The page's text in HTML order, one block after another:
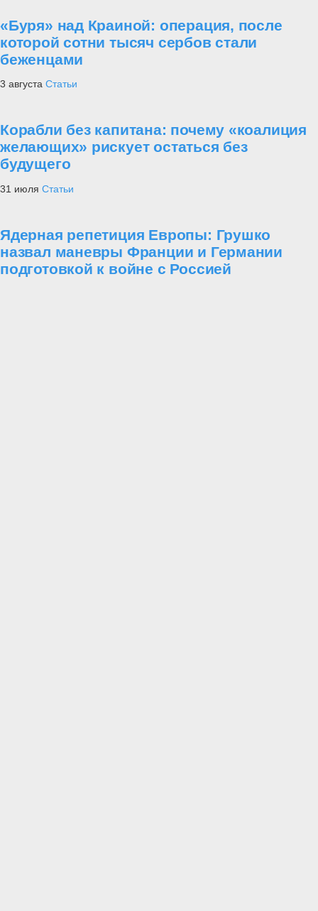
«Буря» над Краиной: операция, после
которой сотни тысяч сербов стали
беженцами
3 августа Статьи
Корабли без капитана: почему «коалиция
желающих» рискует остаться без
будущего
31 июля Статьи
Ядерная репетиция Европы: Грушко
назвал маневры Франции и Германии
подготовкой к войне с Россией